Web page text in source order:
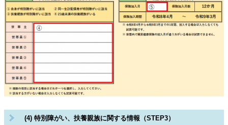
(4) 特別障がい、扶養親族に関する情報（STEP3）